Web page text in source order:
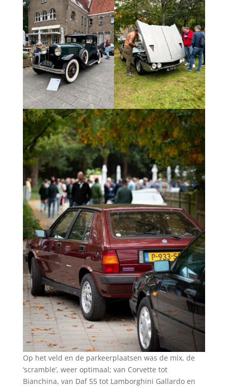
Op het veld en de parkeerplaatsen was de mix, de
‘scramble’, weer optimaal; van Corvette tot
Bianchina, van Daf 55 tot Lamborghini Gallardo en